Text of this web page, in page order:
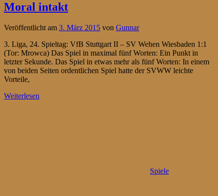
Moral intakt
Veröffentlicht am 3. März 2015 von Gunnar
3. Liga, 24. Spieltag: VfB Stuttgart II – SV Wehen Wiesbaden 1:1
(Tor: Mrowca) Das Spiel in maximal fünf Worten: Ein Punkt in
letzter Sekunde. Das Spiel in etwas mehr als fünf Worten: In einem
von beiden Seiten ordentlichen Spiel hatte der SVWW leichte
Vorteile,
Weiterlesen
Spiele